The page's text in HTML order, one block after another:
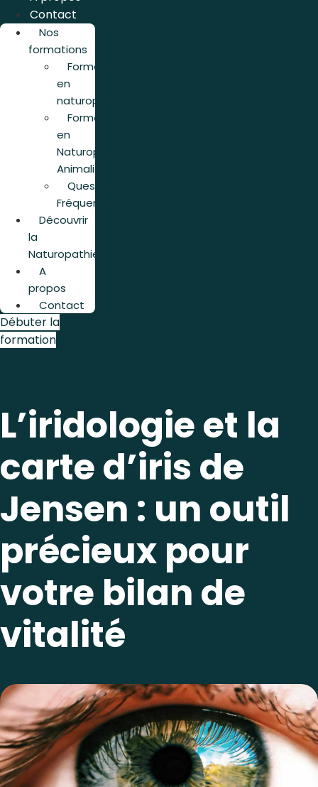
Contact
Nos
formations
Formation
en
naturopathie
Formation
en
Naturopathie
Animalière
Questions
Fréquentes
Découvrir
la
Naturopathie
A
propos
Contact
Débuter la
formation
L’iridologie et la
carte d’iris de
Jensen : un outil
précieux pour
votre bilan de
vitalité